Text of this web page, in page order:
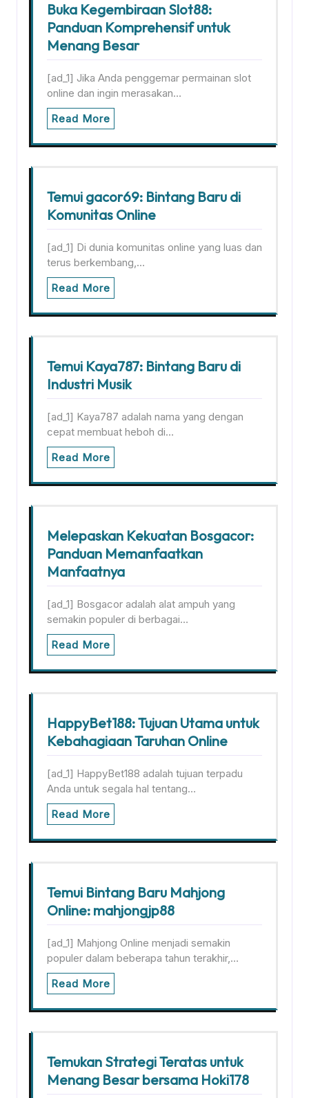
Buka Kegembiraan Slot88:
Panduan Komprehensif untuk
Menang Besar
[ad_1] Jika Anda penggemar permainan slot
online dan ingin merasakan…
Read More
Temui gacor69: Bintang Baru di
Komunitas Online
[ad_1] Di dunia komunitas online yang luas dan
terus berkembang,…
Read More
Temui Kaya787: Bintang Baru di
Industri Musik
[ad_1] Kaya787 adalah nama yang dengan
cepat membuat heboh di…
Read More
Melepaskan Kekuatan Bosgacor:
Panduan Memanfaatkan
Manfaatnya
[ad_1] Bosgacor adalah alat ampuh yang
semakin populer di berbagai…
Read More
HappyBet188: Tujuan Utama untuk
Kebahagiaan Taruhan Online
[ad_1] HappyBet188 adalah tujuan terpadu
Anda untuk segala hal tentang…
Read More
Temui Bintang Baru Mahjong
Online: mahjongjp88
[ad_1] Mahjong Online menjadi semakin
populer dalam beberapa tahun terakhir,…
Read More
Temukan Strategi Teratas untuk
Menang Besar bersama Hoki178